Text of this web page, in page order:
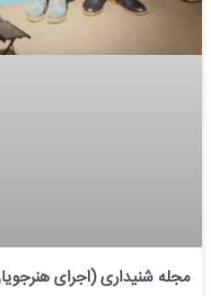
مجله شنیداری (اجرای